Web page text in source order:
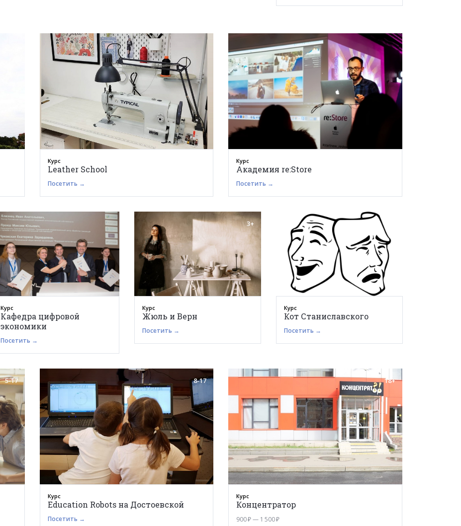
Курс
Leather School
Посетить →
Курс
Академия re:Store
Посетить →
Курс
Кафедра цифровой
экономики
Посетить →
3+
Курс
Жюль и Верн
Посетить →
Курс
Кот Станиславского
Посетить →
5-17 8-17
Курс
Education Robots на Достоевской
Посетить →
18+
Курс
Концентратор
900 ₽ — 1 500 ₽